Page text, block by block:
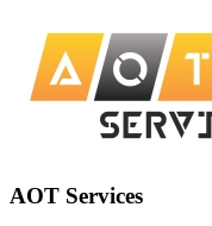
AOT Services